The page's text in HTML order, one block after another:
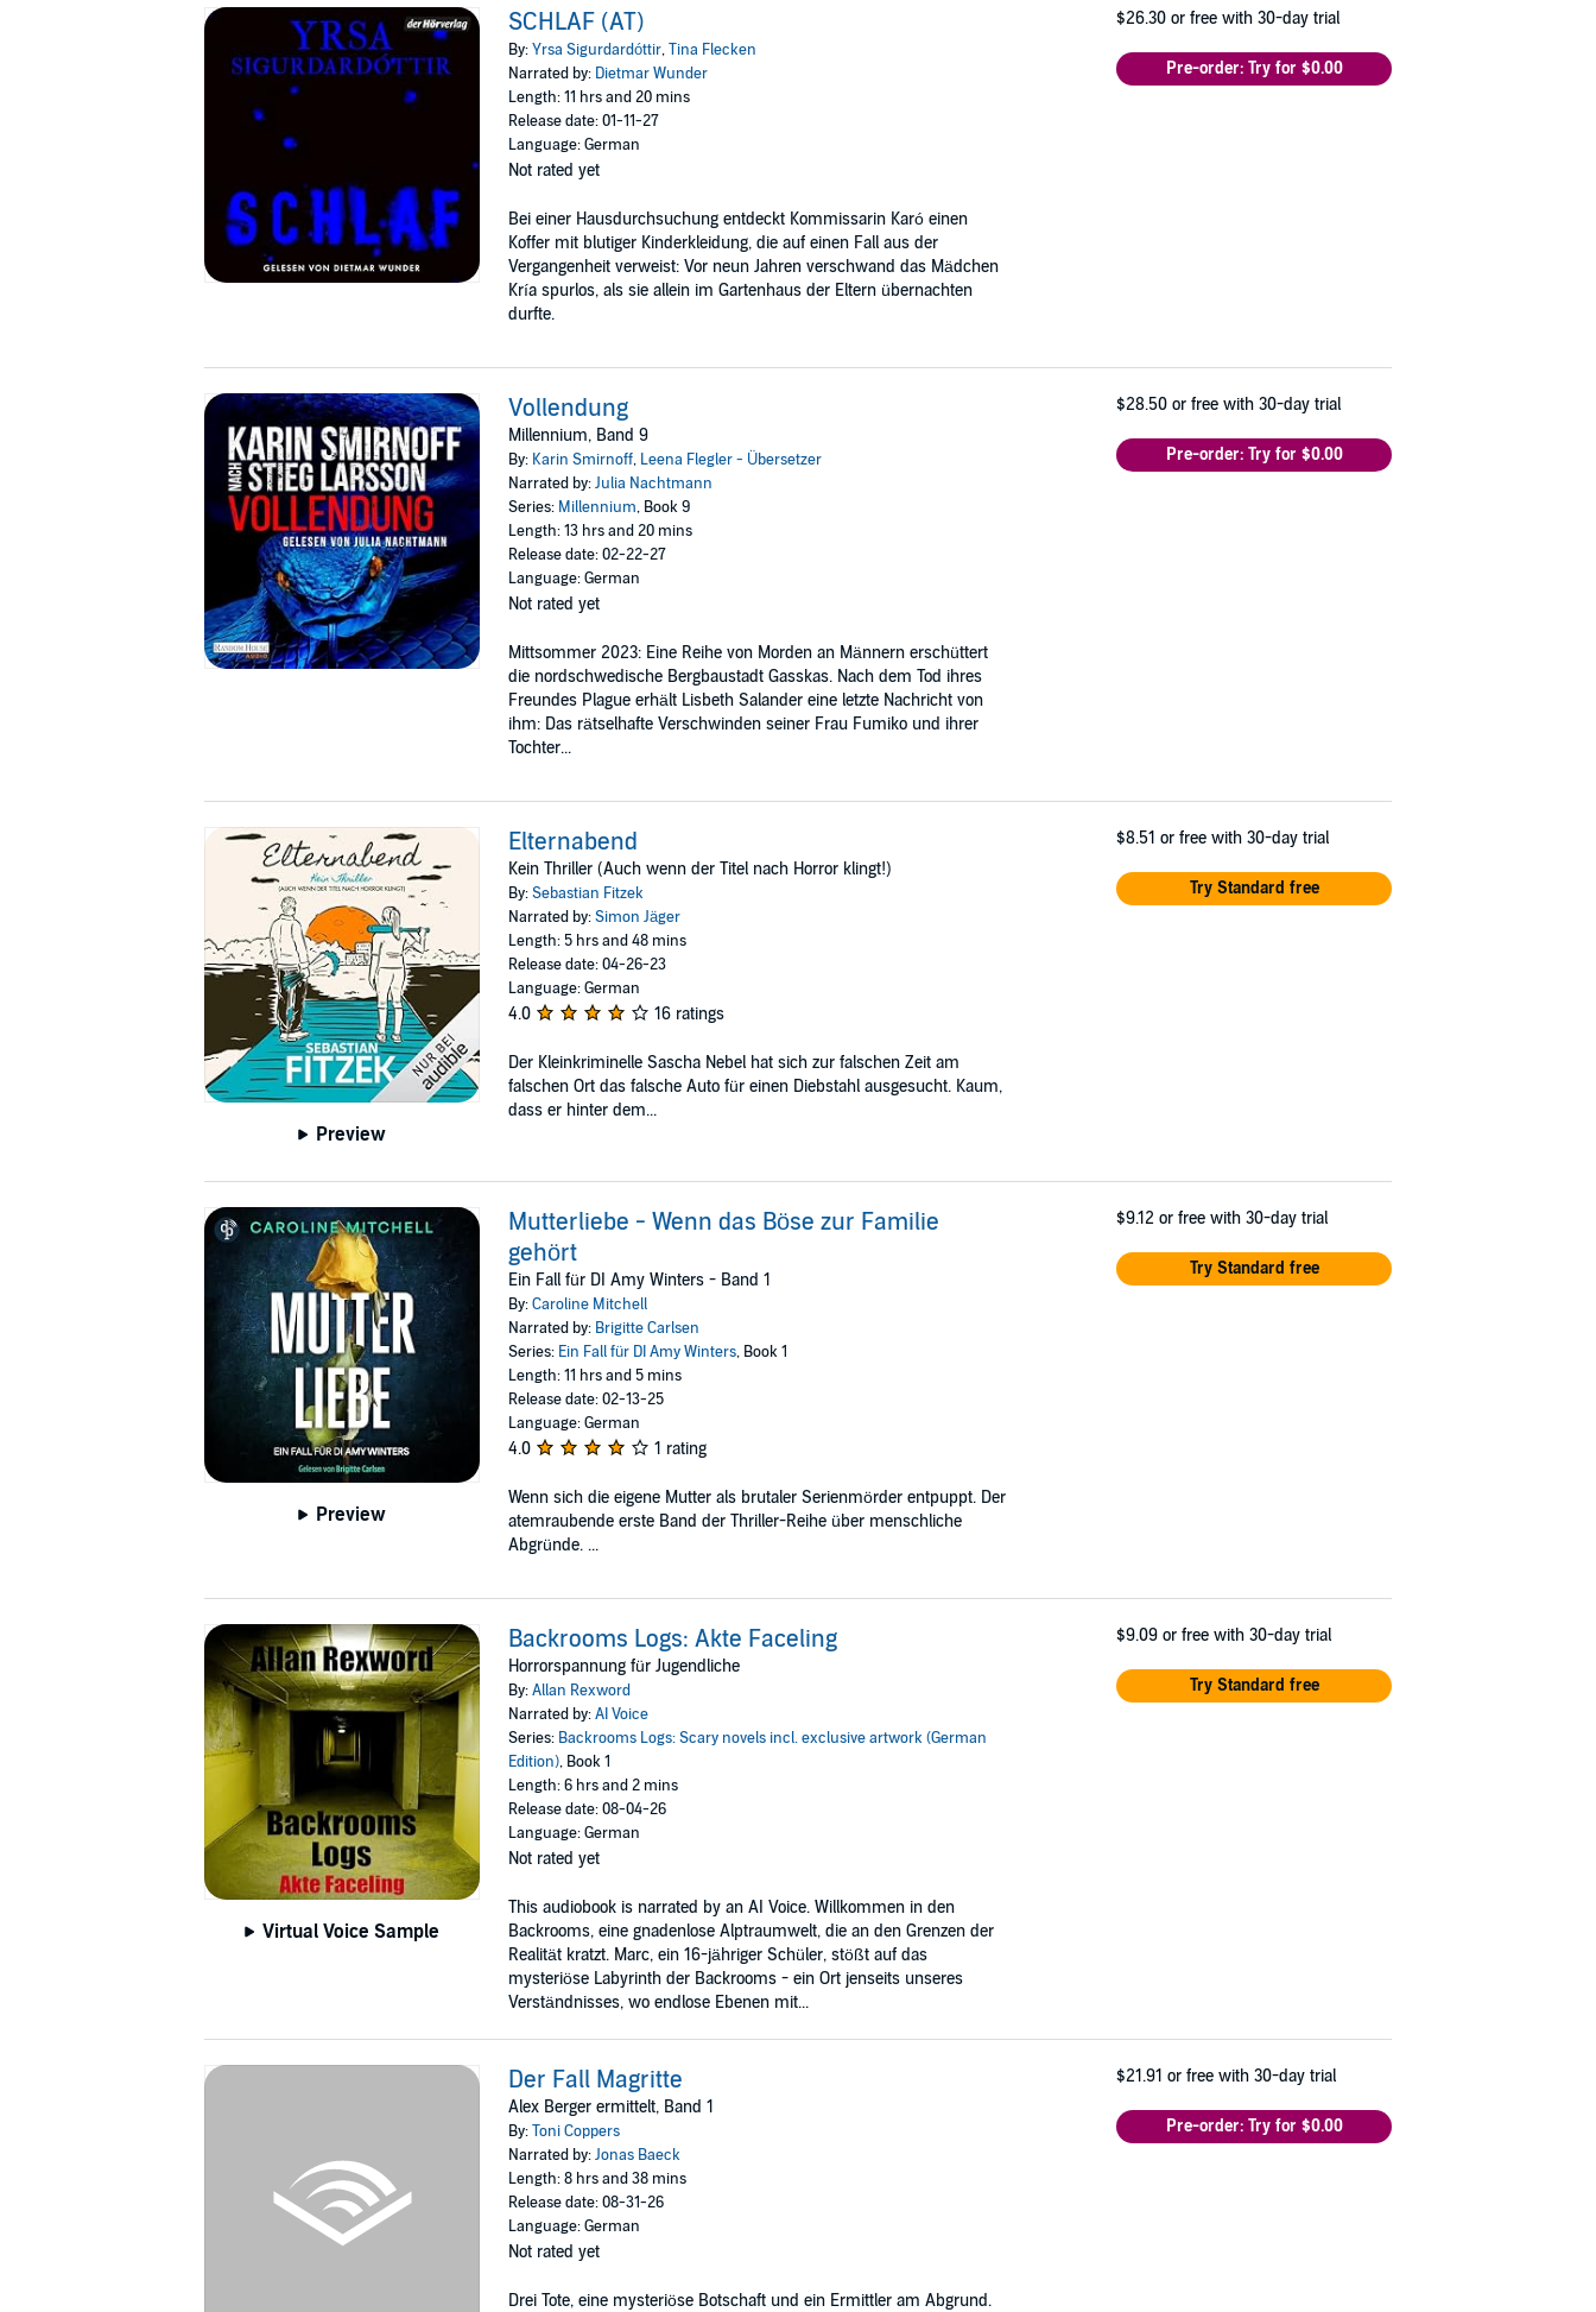
SCHLAF (AT)
By:Yrsa Sigurdardóttir,Tina Flecken
Narrated by: Dietmar Wunder
Length: 11 hrs and 20 mins
Release date: 01-11-27
Language: German
Not rated yet
Bei einer Hausdurchsuchung entdeckt Kommissarin Karó einen
Koffer mit blutiger Kinderkleidung, die auf einen Fall aus der
Vergangenheit verweist: Vor neun Jahren verschwand das Mädchen
Kría spurlos, als sie allein im Gartenhaus der Eltern übernachten
durfte.
$26.30 or free with 30-day trial
Pre-order: Try for $0.00
Vollendung
Millennium, Band 9
By: Karin Smirnoff, Leena Flegler - Übersetzer
Narrated by:Julia Nachtmann
Series: Millennium, Book 9
Length: 13 hrs and 20 mins
Release date: 02-22-27
Language: German
Not rated yet
Mittsommer 2023: Eine Reihe von Morden an Männern erschüttert
die nordschwedische Bergbaustadt Gasskas. Nach dem Tod ihres
Freundes Plague erhält Lisbeth Salander eine letzte Nachricht von
ihm: Das rätselhafte Verschwinden seiner Frau Fumiko und ihrer
Tochter...
$28.50 or free with 30-day trial
Pre-order: Try for $0.00
Preview
Elternabend
Kein Thriller (Auch wenn der Titel nach Horror klingt!)
By:Sebastian Fitzek
Narrated by:Simon Jäger
Length: 5 hrs and 48 mins
Release date: 04-26-23
Language: German
4.0 16 ratings
Der Kleinkriminelle Sascha Nebel hat sich zur falschen Zeit am
falschen Ort das falsche Auto für einen Diebstahl ausgesucht. Kaum,
dass er hinter dem...
$8.51 or free with 30-day trial
Try Standard free
Preview
Mutterliebe - Wenn das Böse zur Familie
gehört
Ein Fall für DI Amy Winters - Band 1
By:Caroline Mitchell
Narrated by: Brigitte Carlsen
Series: Ein Fall für DI Amy Winters, Book 1
Length: 11 hrs and 5 mins
Release date: 02-13-25
Language: German
4.0 1 rating
Wenn sich die eigene Mutter als brutaler Serienmörder entpuppt. Der
atemraubende erste Band der Thriller-Reihe über menschliche
Abgründe. ...
$9.12 or free with 30-day trial
Try Standard free
Virtual Voice Sample
Backrooms Logs: Akte Faceling
Horrorspannung für Jugendliche
By:Allan Rexword
Narrated by:AI Voice
Series: Backrooms Logs: Scary novels incl. exclusive artwork (German
Edition), Book 1
Length: 6 hrs and 2 mins
Release date: 08-04-26
Language: German
Not rated yet
This audiobook is narrated by an AI Voice. Willkommen in den
Backrooms, eine gnadenlose Alptraumwelt, die an den Grenzen der
Realität kratzt. Marc, ein 16-jähriger Schüler, stößt auf das
mysteriöse Labyrinth der Backrooms - ein Ort jenseits unseres
Verständnisses, wo endlose Ebenen mit...
$9.09 or free with 30-day trial
Try Standard free
Der Fall Magritte
Alex Berger ermittelt, Band 1
By:Toni Coppers
Narrated by:Jonas Baeck
Length: 8 hrs and 38 mins
Release date: 08-31-26
Language: German
Not rated yet
Drei Tote, eine mysteriöse Botschaft und ein Ermittler am Abgrund.
$21.91 or free with 30-day trial
Pre-order: Try for $0.00